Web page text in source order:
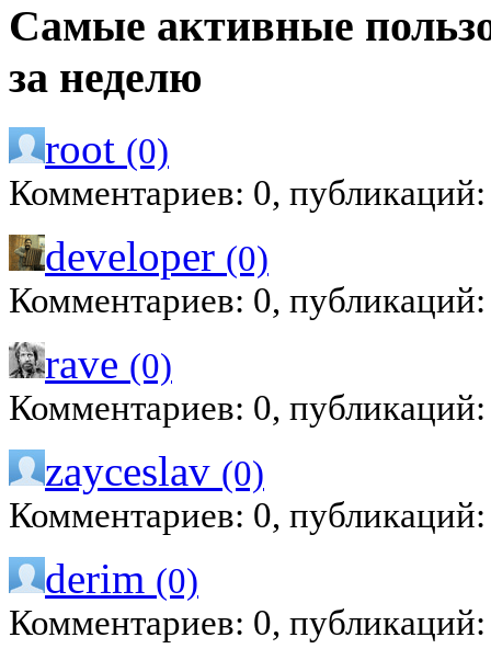
Самые активные
за неделю
root (0)
Комментариев: 0,
developer (0)
Комментариев: 0,
rave (0)
Комментариев: 0,
zayceslav (0)
Комментариев: 0,
derim (0)
Комментариев: 0,